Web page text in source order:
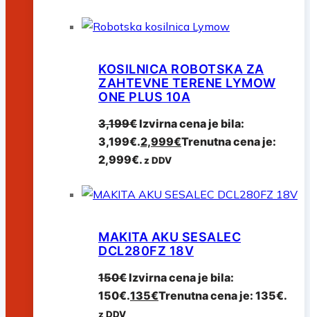
KOSILNICA ROBOTSKA ZA
ZAHTEVNE TERENE LYMOW
ONE PLUS 10A
3,199€Izvirna cena je bila:
3,199€.2,999€Trenutna cena je:
2,999€.z DDV
MAKITA AKU SESALEC
DCL280FZ 18V
150€Izvirna cena je bila:
150€.135€Trenutna cena je: 135€.
z DDV